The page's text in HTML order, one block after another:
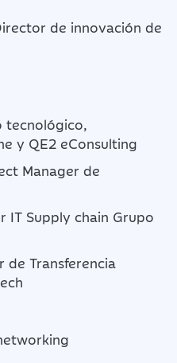
de innovación de
tecnológico,
y QE2 eConsulting
Manager de
IT Supply chain Grupo
de Transferencia